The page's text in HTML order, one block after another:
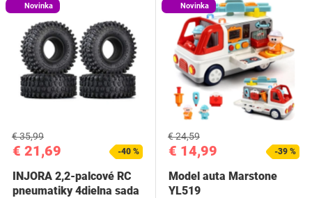
Novinka
€ 21,69
€ 35,99
-40 %
INJORA 2,2-palcové RC
pneumatiky 4dielna sada
Novinka
€ 14,99
€ 24,59
-39 %
Model auta Marstone
YL519